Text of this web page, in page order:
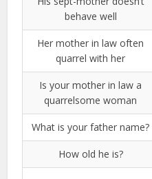
behave well
Her mother in law often
quarrel with her
Is your mother in law a
quarrelsome woman
What is your father name?
How old he is?